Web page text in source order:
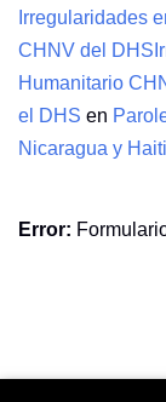
Irregularidades
CHNV del
Humanitario
el DHS en
Nicaragua y Haiti
Error: